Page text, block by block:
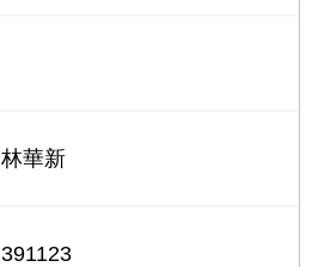
林華新
391123